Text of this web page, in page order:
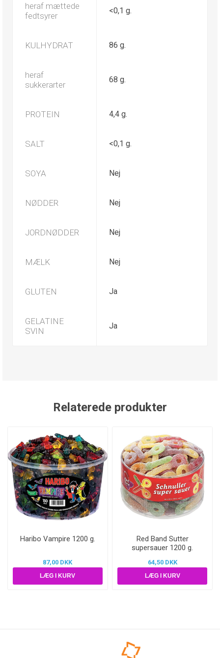
heraf mættede
fedtsyrer
<0,1 g.
KULHYDRAT 86 g.
heraf
sukkerarter
68 g.
PROTEIN 4,4 g.
SALT <0,1 g.
SOYA Nej
NØDDER Nej
JORDNØDDER Nej
MÆLK Nej
GLUTEN Ja
GELATINE
SVIN
Ja
Relaterede produkter
Haribo Vampire 1200 g.
87,00 DKK
Red Band Sutter
supersauer 1200 g.
64,50 DKK